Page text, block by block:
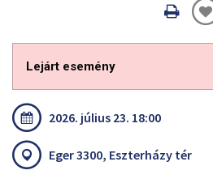
Oldal
Lejárt esemény
2026. július 23. 18:00
Eger 3300, Eszterházy tér